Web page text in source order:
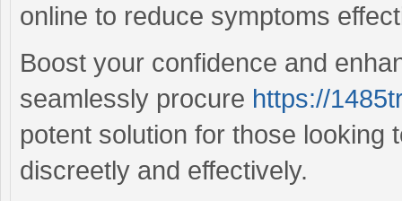
online to reduce symptoms
Boost your confidence and
seamlessly procure https://
potent solution for those looking
discreetly and effectively.